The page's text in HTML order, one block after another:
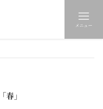
メニュー
春」